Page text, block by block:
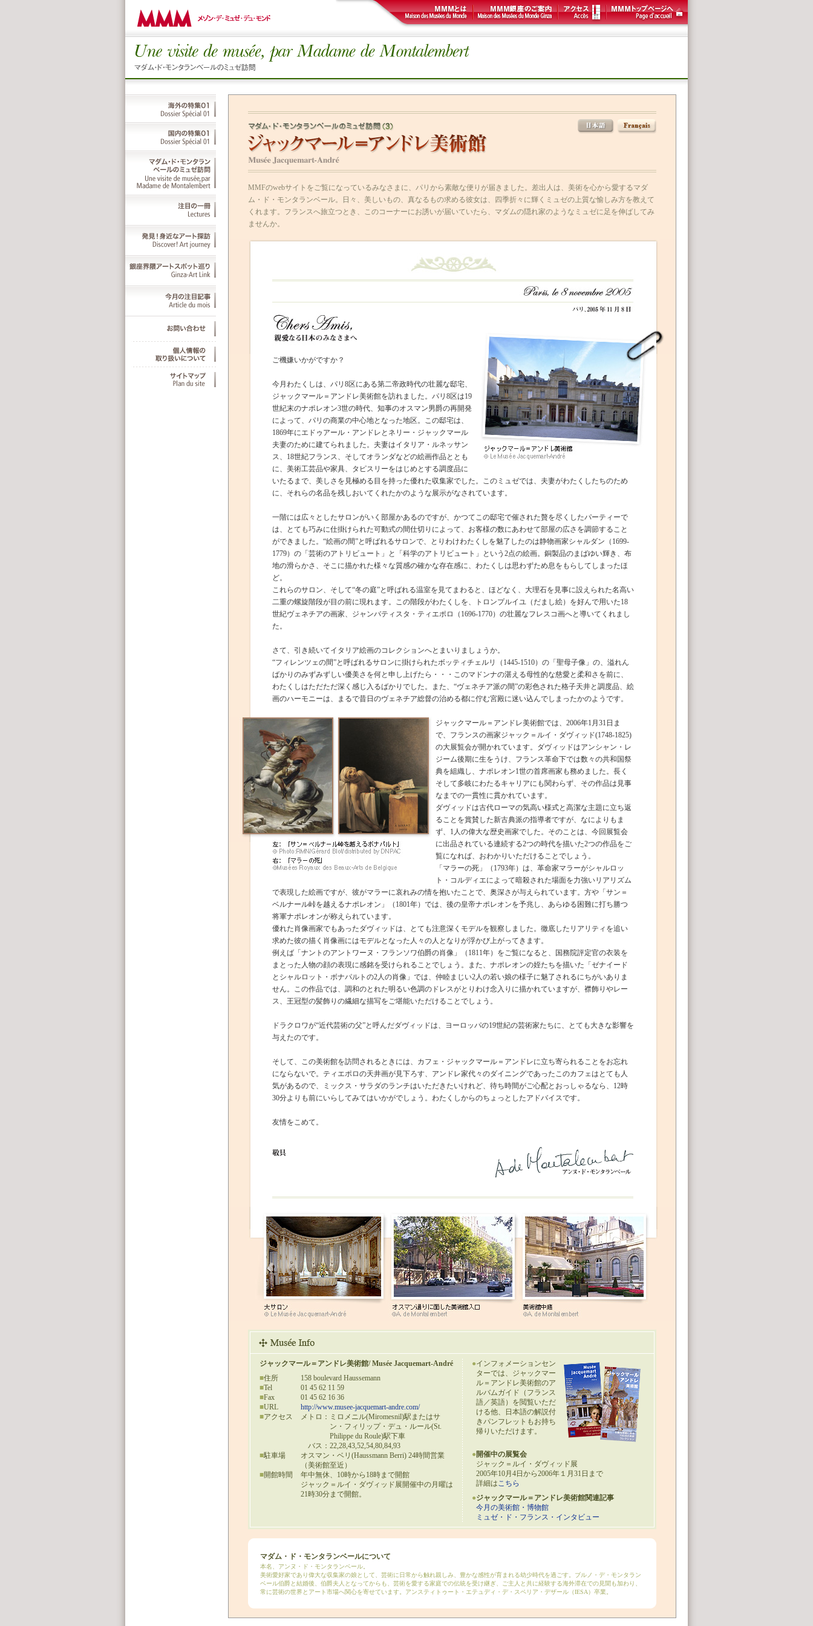
MMFのwebサイトをご覧になっているみなさまに、パリから素敵な便りが届きました。差出人は、美術を心から愛するマダ
ム・ド・モンタランベール。日々、美しいもの、真なるもの求める彼女は、四季折々に輝くミュゼの上質な愉しみ方を教えて
くれます。フランスへ旅立つとき、このコーナーにお誘いが届いていたら、マダムの隠れ家のようなミュゼに足を伸ばしてみ
ませんか。
ご機嫌いかがですか？
今月わたくしは、パリ8区にある第二帝政時代の壮麗な邸宅、
ジャックマール＝アンドレ美術館を訪れました。パリ8区は19
世紀末のナポレオン3世の時代、知事のオスマン男爵の再開発
によって、パリの商業の中心地となった地区。この邸宅は、
1869年にエドゥアール・アンドレとネリー・ジャックマール
夫妻のために建てられました。夫妻はイタリア・ルネッサン
ス、18世紀フランス、そしてオランダなどの絵画作品ととも
に、美術工芸品や家具、タピスリーをはじめとする調度品に
いたるまで、美しさを見極める目を持った優れた収集家でした。このミュゼでは、夫妻がわたくしたちのため
に、それらの名品を残しおいてくれたかのような展示がなされています。
一階には広々としたサロンがいく部屋かあるのですが、かつてこの邸宅で催された贅を尽くしたパーティーで
は、とても巧みに仕掛けられた可動式の間仕切りによって、お客様の数にあわせて部屋の広さを調節すること
ができました。“絵画の間”と呼ばれるサロンで、とりわけわたくしを魅了したのは静物画家シャルダン（1699-
1779）の「芸術のアトリビュート」と「科学のアトリビュート」という2点の絵画。銅製品のまばゆい輝き、布
地の滑らかさ、そこに描かれた様々な質感の確かな存在感に、わたくしは思わずため息をもらしてしまったほ
ど。
これらのサロン、そして“冬の庭”と呼ばれる温室を見てまわると、ほどなく、大理石を見事に設えられた名高い
二重の螺旋階段が目の前に現れます。この階段がわたくしを、トロンプルイユ（だまし絵）を好んで用いた18
世紀ヴェネチアの画家、ジャンバティスタ・ティエポロ（1696-1770）の壮麗なフレスコ画へと導いてくれまし
た。
さて、引き続いてイタリア絵画のコレクションへとまいりましょうか。
“フィレンツェの間”と呼ばれるサロンに掛けられたボッティチェルリ（1445-1510）の「聖母子像」の、溢れん
ばかりのみずみずしい優美さを何と申し上げたら・・・このマドンナの湛える母性的な慈愛と柔和さを前に、
わたくしはただただ深く感じ入るばかりでした。また、“ヴェネチア派の間”の彩色された格子天井と調度品、絵
画のハーモニーは、まるで昔日のヴェネチア総督の治める都に佇む宮殿に迷い込んでしまったかのようです。
ジャックマール＝アンドレ美術館では、2006年1月31日ま
で、フランスの画家ジャック＝ルイ・ダヴィッド(1748-1825)
の大展覧会が開かれています。ダヴィッドはアンシャン・レ
ジーム後期に生をうけ、フランス革命下では数々の共和国祭
典を組織し、ナポレオン1世の首席画家も務めました。長く
そして多岐にわたるキャリアにも関わらず、その作品は見事
なまでの一貫性に貫かれています。
ダヴィッドは古代ローマの気高い様式と高潔な主題に立ち返
ることを賞賛した新古典派の指導者ですが、なによりもま
ず、1人の偉大な歴史画家でした。そのことは、今回展覧会
に出品されている連続する2つの時代を描いた2つの作品をご
覧になれば、おわかりいただけることでしょう。
「マラーの死」（1793年）は、革命家マラーがシャルロッ
ト・コルディエによって暗殺された場面を力強いリアリズム
で表現した絵画ですが、彼がマラーに哀れみの情を抱いたことで、奥深さが与えられています。方や「サン＝
ベルナール峠を越えるナポレオン」（1801年）では、後の皇帝ナポレオンを予兆し、あらゆる困難に打ち勝つ
将軍ナポレオンが称えられています。
優れた肖像画家でもあったダヴィッドは、とても注意深くモデルを観察しました。徹底したリアリティを追い
求めた彼の描く肖像画にはモデルとなった人々の人となりが浮かび上がってきます。
例えば「ナントのアントワーヌ・フランソワ伯爵の肖像」（1811年）をご覧になると、国務院評定官の衣装を
まとった人物の顔の表現に感銘を受けられることでしょう。また、ナポレオンの姪たちを描いた「ゼナイード
とシャルロット・ボナパルトの2人の肖像」では、仲睦まじい2人の若い娘の様子に魅了されるにちがいありま
せん。この作品では、調和のとれた明るい色調のドレスがとりわけ念入りに描かれていますが、襟飾りやレー
ス、王冠型の髪飾りの繊細な描写をご堪能いただけることでしょう。
ドラクロワが“近代芸術の父”と呼んだダヴィッドは、ヨーロッパの19世紀の芸術家たちに、とても大きな影響を
与えたのです。
そして、この美術館を訪問されるときには、カフェ・ジャックマール＝アンドレに立ち寄られることをお忘れ
にならないで。ティエポロの天井画が見下ろす、アンドレ家代々のダイニングであったこのカフェはとても人
気があるので、ミックス・サラダのランチはいただきたいけれど、待ち時間がご心配とおっしゃるなら、12時
30分よりも前にいらしてみてはいかがでしょう。わたくしからのちょっとしたアドバイスです。
友情をこめて。
ジャックマール＝アンドレ美術館/ Musée Jacquemart-André
■住所
158 boulevard Haussemann
■Tel
01 45 62 11 59
■Fax
01 45 62 16 36
■URL
http://www.musee-jacquemart-andre.com/
■アクセス メトロ： ミロメニル(Miromesnil)駅またはサ
ン・フィリップ・デュ・ルール(St.
Philippe du Roule)駅下車
バス： 22,28,43,52,54,80,84,93
■駐車場
オスマン・ベリ(Haussmann Berri) 24時間営業
（美術館至近）
■開館時間
年中無休、10時から18時まで開館
ジャック＝ルイ・ダヴィッド展開催中の月曜は
21時30分まで開館。
●インフォメーションセン
ターでは、ジャックマー
ル＝アンドレ美術館のア
ルバムガイド（フランス
語／英語）を閲覧いただ
ける他、日本語の解説付
きパンフレットもお持ち
帰りいただけます。
● 開催中の展覧会
ジャック＝ルイ・ダヴィッド展
2005年10月4日から2006年１月31日まで
詳細はこちら
●ジャックマール＝アンドレ美術館関連記事
今月の美術館・博物館
ミュゼ・ド・フランス・インタビュー
マダム・ド・モンタランベールについて
本名、アンヌ・ド・モンタランベール。
美術愛好家であり偉大な収集家の娘として、芸術に日常から触れ親しみ、豊かな感性が育まれる幼少時代を過ごす。ブルノ・デ・モンタラン
ベール伯爵と結婚後、伯爵夫人となってからも、芸術を愛する家庭での伝統を受け継ぎ、ご主人と共に経験する海外滞在での見聞も加わり、
常に芸術の世界とアート市場へ関心を寄せています。アンスティトゥート・エテュディ・デ・スペリア・デザール（IESA）卒業。